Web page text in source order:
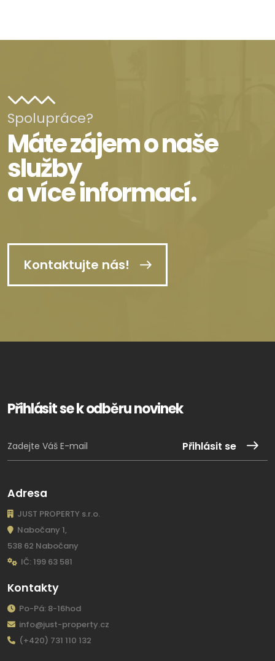
Spolupráce?
Máte zájem o naše
služby
a více informací.
Kontaktujte nás!
Přihlásit se k odběru novinek
Přihlásit se
Adresa
JUST PROPERTY s.r.o.
Nabočany 1,
538 62 Nabočany
IČ: 199 63 581
Kontakty
Po-Pá: 8-16hod
info@just-property.cz
(+420) 731 110 132